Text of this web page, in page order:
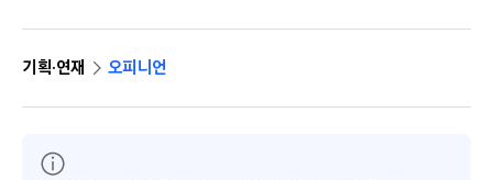
기획·연재 오피니언